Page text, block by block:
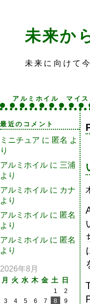
未来か
未来に向けて
アルミホイル マイ
最近のコメント
ミニチュア に 匿名 よ
り
アルミホイル に 三浦
より
アルミホイル に カナ
より
アルミホイル に 匿名
より
アルミホイル に 匿名
より
2026年8月
月 火 水 木 金 土 日
1
2
3
4 5 6 7 8
9